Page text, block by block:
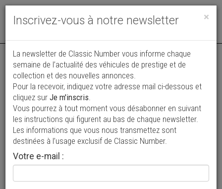
Toggle
Alexandre Landre Beaune
COTE-D'OR (21) - Beaune (21200)
17, rue de Chevignerot
+33 (0)7 44 95 81 85
×
Inscrivez-vous à notre newsletter
La newsletter de Classic Number vous informe chaque
semaine de l’actualité des véhicules de prestige et de
collection et des nouvelles annonces.
Pour la recevoir, indiquez votre adresse mail ci-dessous et
cliquez sur Je m'inscris.
Vous pourrez à tout moment vous désabonner en suivant
les instructions qui figurent au bas de chaque newsletter.
Les informations que vous nous transmettez sont
destinées à l’usage exclusif de Classic Number.
Votre e-mail :